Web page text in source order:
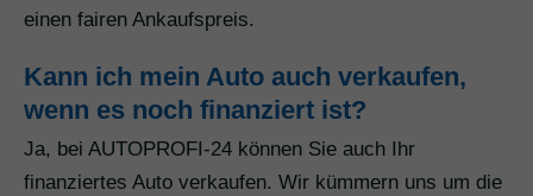
einen fairen Ankaufspreis.
Kann ich mein Auto auch verkaufen,
wenn es noch finanziert ist?
Ja, bei AUTOPROFI-24 können Sie auch Ihr
finanziertes Auto verkaufen. Wir kümmern uns um die